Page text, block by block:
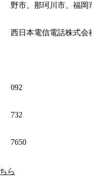
野市、那珂川市、福岡
西日本電信電話株式会
092
732
7650
ら